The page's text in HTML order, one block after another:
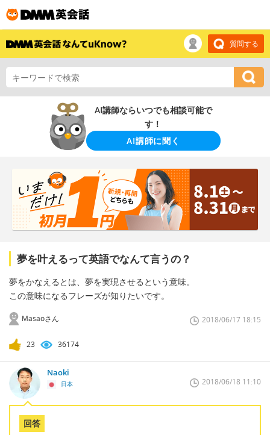
質問する
AI講師ならいつでも相談可能で
す！
AI講師に聞く
夢を叶えるって英語でなんて言うの？
夢をかなえるとは、夢を実現させるという意味。
この意味になるフレーズが知りたいです。
Masaoさん 2018/06/17 18:15
23 36174
Naoki
日本 2018/06/18 11:10
回答